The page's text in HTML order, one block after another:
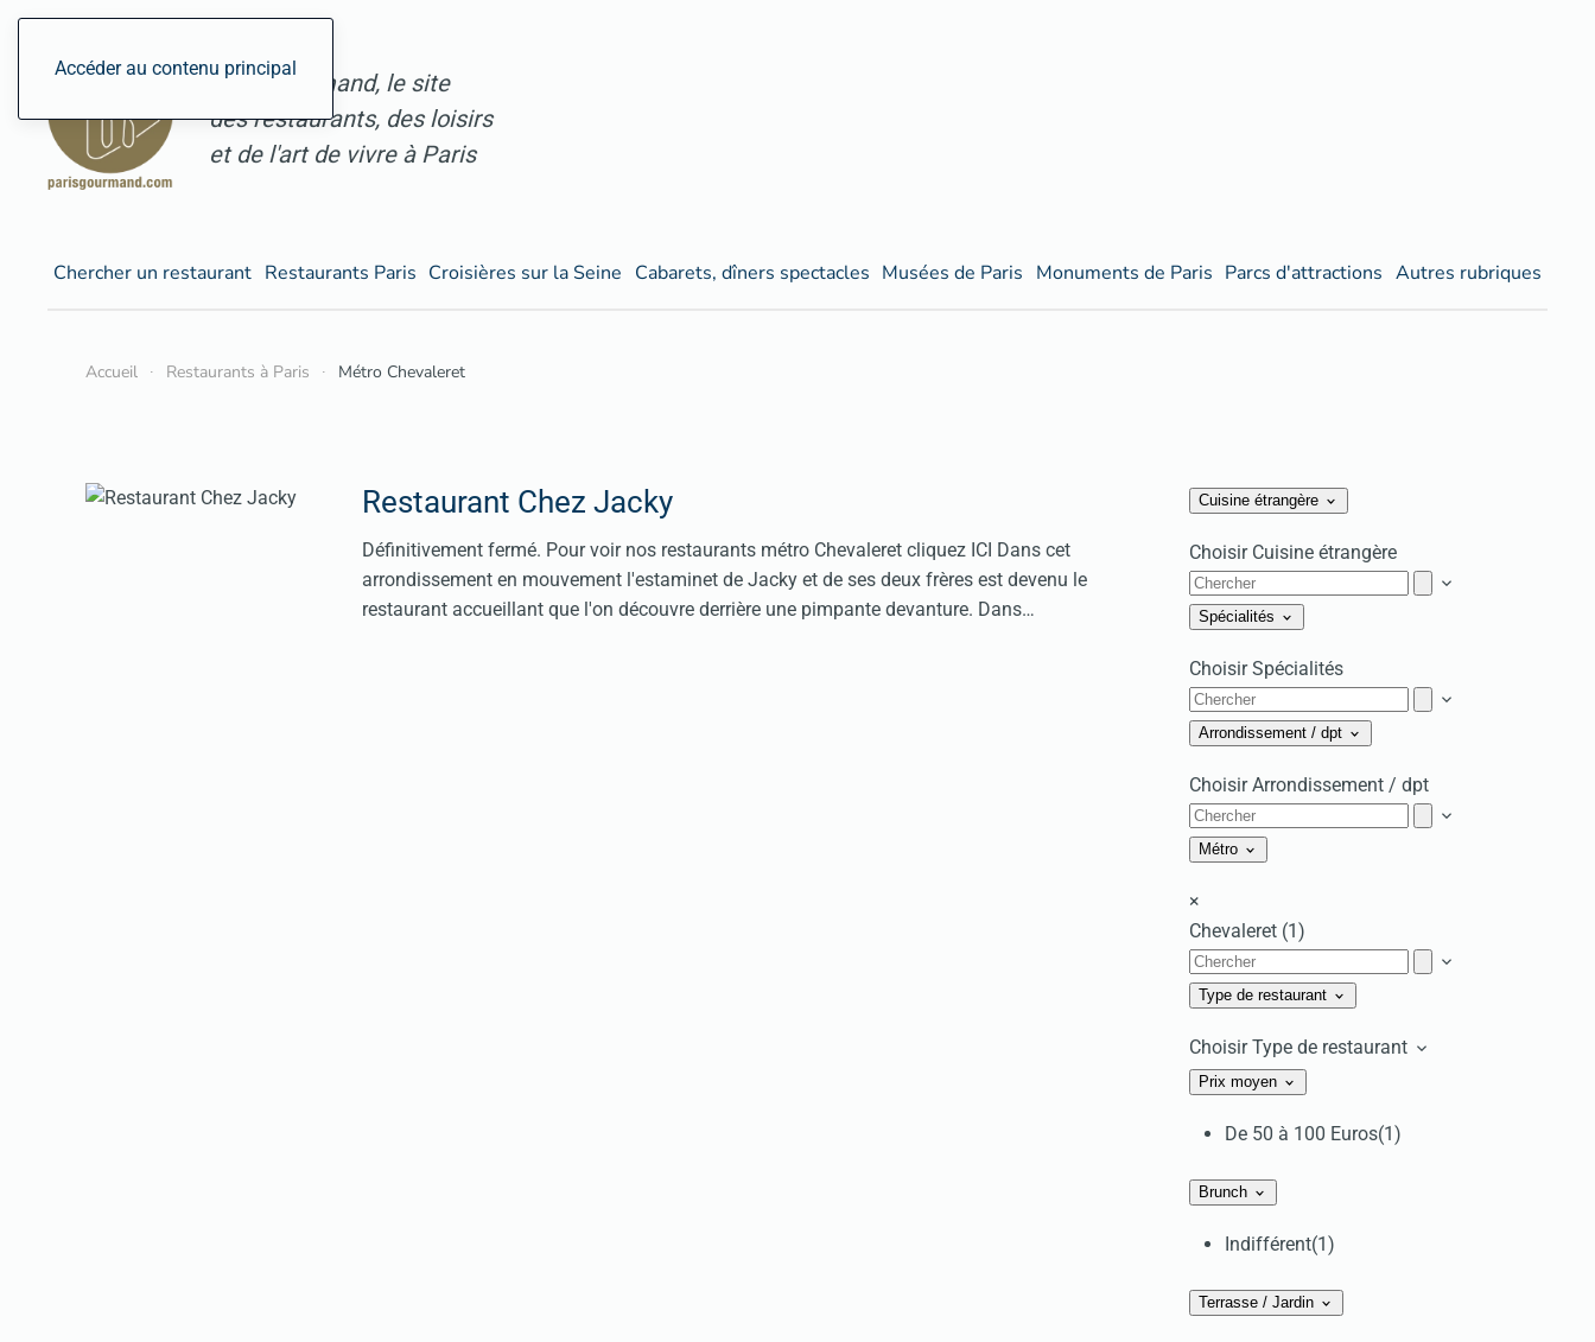
Accéder au contenu principal
ParisGourmand, le site
des restaurants, des loisirs
et de l'art de vivre à Paris
Chercher un restaurant Restaurants Paris Croisières sur la Seine Cabarets, dîners spectacles Musées de Paris Monuments de Paris Parcs d'attractions Autres rubriques
Accueil Restaurants à Paris Métro Chevaleret
Restaurant Chez Jacky
Définitivement fermé. Pour voir nos restaurants métro Chevaleret cliquez ICI Dans cet
arrondissement en mouvement l'estaminet de Jacky et de ses deux frères est devenu le
restaurant accueillant que l'on découvre derrière une pimpante devanture. Dans…
Cuisine étrangère
Choisir Cuisine étrangère
Spécialités
Choisir Spécialités
Arrondissement / dpt
Choisir Arrondissement / dpt
Métro
×
Chevaleret (1)
Type de restaurant
Choisir Type de restaurant
Prix moyen
De 50 à 100 Euros(1)
Brunch
Indifférent(1)
Terrasse / Jardin